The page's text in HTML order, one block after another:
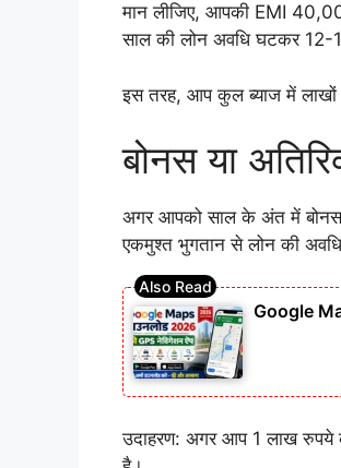
मान लीजिए, आपकी EMI
साल की लोन अवधि घटकर 12-
इस तरह, आप कुल ब्याज में
बोनस या
अगर आपको साल के अंत में बोनस
एकमुश्त भुगतान से लोन की
Google
उदाहरण: अगर आप 1 लाख रुपये